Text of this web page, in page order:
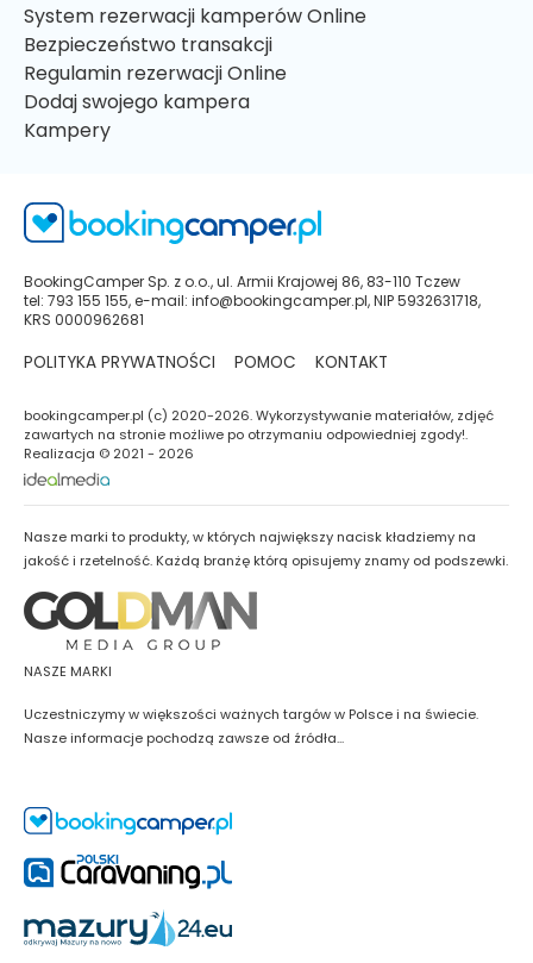
System rezerwacji kamperów Online
Bezpieczeństwo transakcji
Regulamin rezerwacji Online
Dodaj swojego kampera
Kampery
BookingCamper Sp. z o.o., ul. Armii Krajowej 86, 83-110 Tczew
tel: 793 155 155, e-mail: info@bookingcamper.pl, NIP 5932631718,
KRS 0000962681
POLITYKA PRYWATNOŚCI POMOC KONTAKT
bookingcamper.pl (c) 2020-2026. Wykorzystywanie materiałów, zdjęć
zawartych na stronie możliwe po otrzymaniu odpowiedniej zgody!.
Realizacja © 2021 - 2026
Nasze marki to produkty, w których największy nacisk kładziemy na
jakość i rzetelność. Każdą branżę którą opisujemy znamy od podszewki.
NASZE MARKI
Uczestniczymy w większości ważnych targów w Polsce i na świecie.
Nasze informacje pochodzą zawsze od źródła...